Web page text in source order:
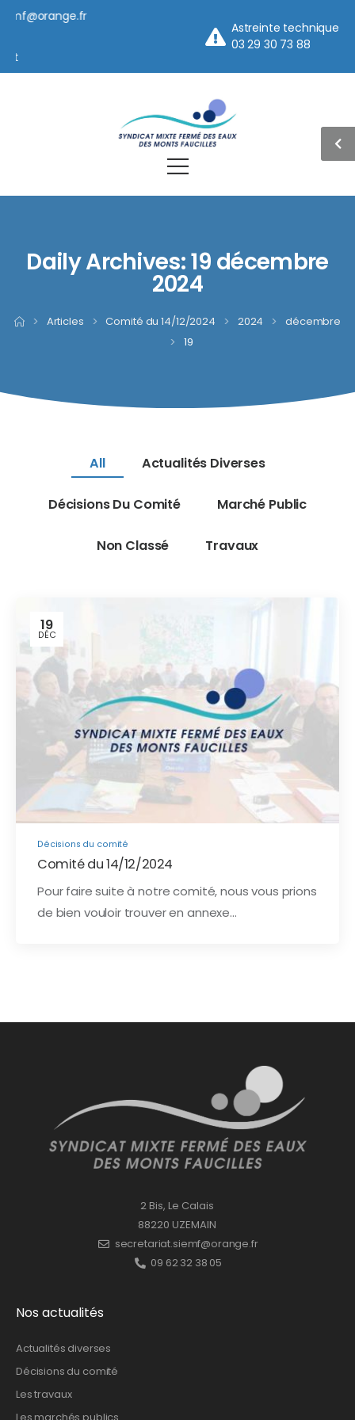
Astreinte technique
03 29 30 73 88
Daily Archives: 19 décembre
2024
> Articles > Comité du 14/12/2024 > 2024 > décembre
> 19
All Actualités Diverses
Décisions Du Comité Marché Public
Non Classé Travaux
19
DÉC
Décisions du comité
Comité du 14/12/2024
Pour faire suite à notre comité, nous vous prions
de bien vouloir trouver en annexe…
2 Bis, Le Calais
88220 UZEMAIN
secretariat.siemf@orange.fr
09 62 32 38 05
Nos actualités
Actualités diverses
Décisions du comité
Les travaux
Les marchés publics